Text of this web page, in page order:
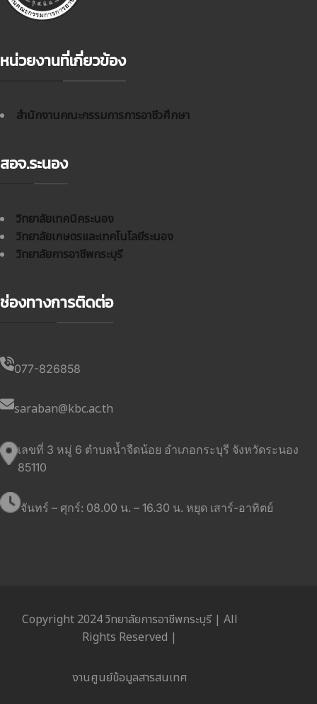
หน่วยงานที่เกี่ยวข้อง
สำนักงานคณะกรรมการการอาชีวศึกษา
สอจ.ระนอง
วิทยาลัยเทคนิคระนอง
วิทยาลัยเกษตรและเทคโนโลยีระนอง
วิทยาลัยการอาชีพกระบุรี
ช่องทางการติดต่อ
077-826858
saraban@kbc.ac.th
เลขที่ 3 หมู่ 6 ตำบลน้ำจืดน้อย อำเภอกระบุรี จังหวัดระนอง
85110
จันทร์ – ศุกร์: 08.00 น. – 16.30 น. หยุด เสาร์-อาทิตย์
Copyright 2024 วิทยาลัยการอาชีพกระบุรี | All
Rights Reserved |
งานศูนย์ข้อมูลสารสนเทศ